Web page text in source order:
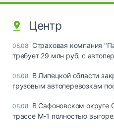
Центр
08.08 Страховая компания
требует 29 млн руб. с
08.08 В Липецкой области
грузовым автоперевозкам
08.08 В Сафоновском округе
трассе М-1 полностью